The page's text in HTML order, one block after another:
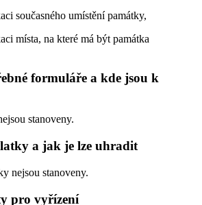
současného umístění památky,
místa, na které má být památka
formuláře a kde jsou k
stanoveny.
a jak je lze uhradit
nejsou stanoveny.
pro vyřízení